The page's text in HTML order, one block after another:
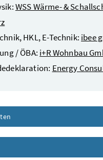
WSS Wärme- &
HKL, E-Technik: ibee
/ ÖBA: i+R Wohnbau
Energy